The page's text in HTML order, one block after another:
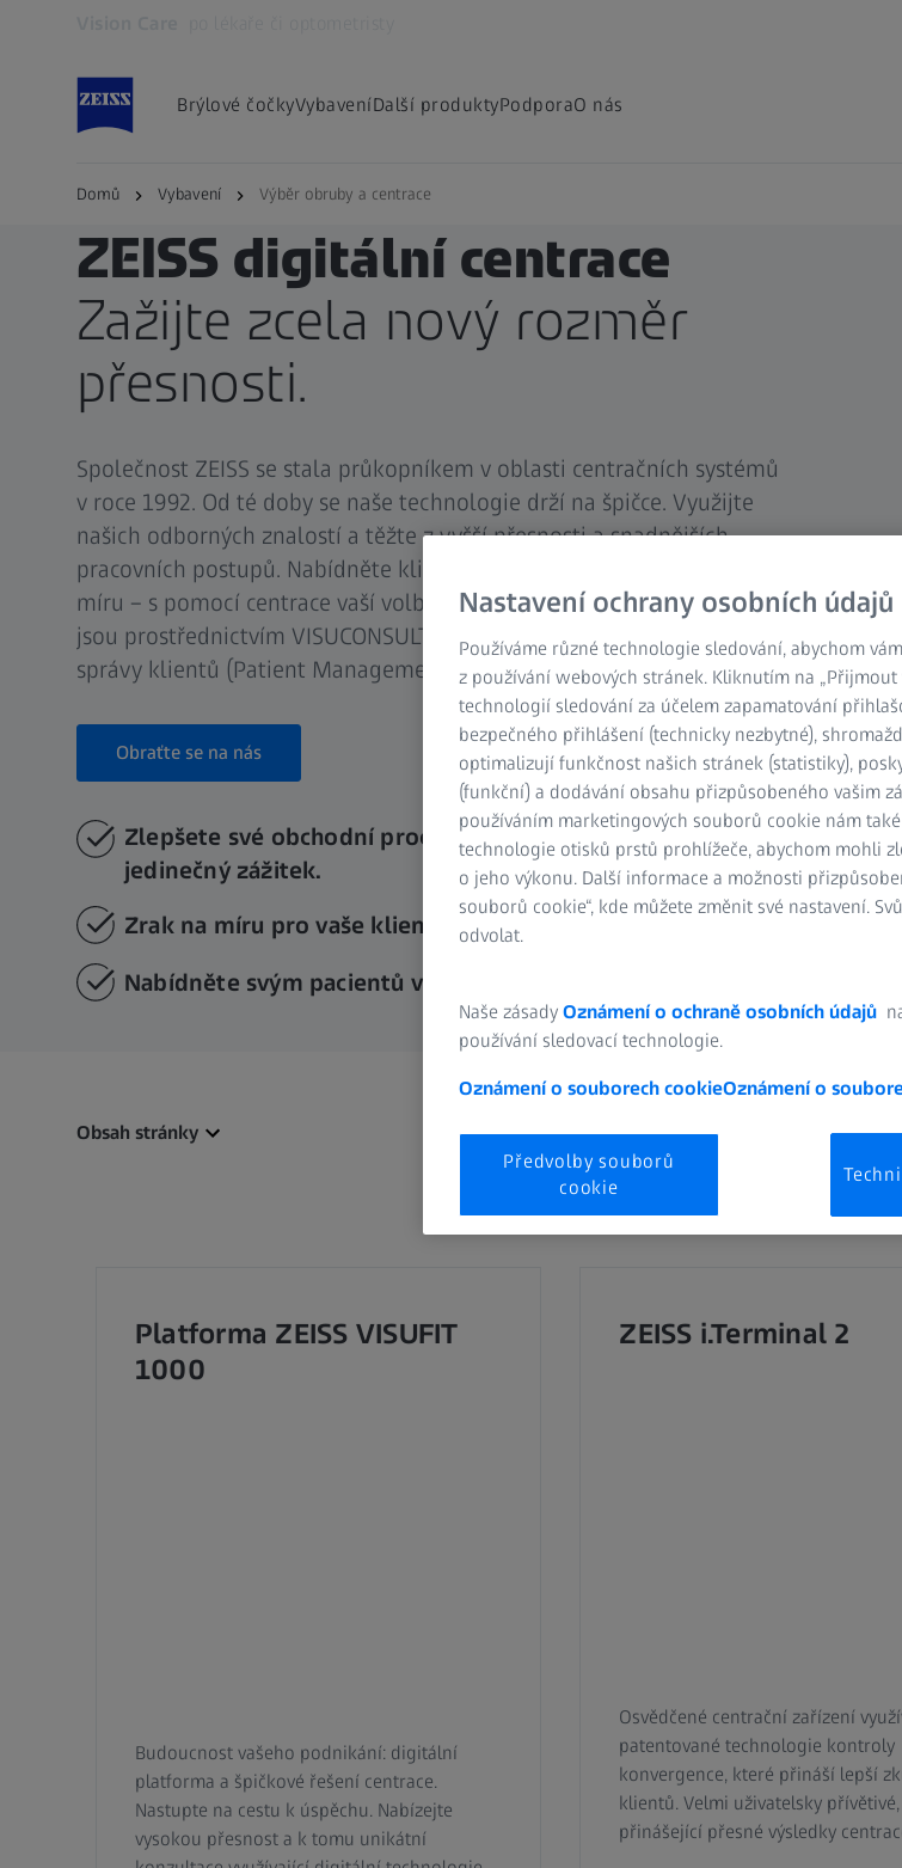
Brýlové čočkyVybaveníDalší produktyPodporaO nás
Domů Vybavení Výběr obruby a centrace
ZEISS digitální centrace
Zažijte zcela nový rozměr
přesnosti.
Společnost ZEISS se stala průkopníkem v oblasti centračních systémů
v roce 1992. Od té doby se naše technologie drží na špičce. Využijte
našich odborných znalostí a těžte z vyšší přesnosti a snadnějších
pracovních postupů. Nabídněte klientům vlastní zrakové řešení šité na
míru – s pomocí centrace vaší volby. ZEISS zařízení digitální centrace
jsou prostřednictvím VISUCONSULT 500 plně integrovaná do Systému
správy klientů (Patient Management System (PMS)) .
Obraťte se na nás
Zlepšete své obchodní procesy a vytvořte pro zákazníky
jedinečný zážitek.
Zrak na míru pro vaše klienty
Nabídněte svým pacientů výjimečný výkon
Obsah stránky
Platforma ZEISS VISUFIT
1000
Budoucnost vašeho podnikání: digitální
platforma a špičkové řešení centrace.
Nastupte na cestu k úspěchu. Nabízejte
vysokou přesnost a k tomu unikátní
ZEISS i.Terminal 2
Osvědčené centrační zařízení
patentované technologie kontroly
konvergence, které přináší lepší
klientů. Velmi uživatelsky
přinášející přesné výsledky
Nastavení ochrany osobních údajů
Používáme různé technologie sledování, abychom
z používání webových stránek. Kliknutím na
technologií sledování za účelem zapamatování
bezpečného přihlášení (technicky nezbytné),
optimalizují funkčnost našich stránek (statistiky),
(funkční) a dodávání obsahu přizpůsobeného vašim
používáním marketingových souborů cookie nám
technologie otisků prstů prohlížeče, abychom mohli
o jeho výkonu. Další informace a možnosti
souborů cookie“, kde můžete změnit své nastavení.
odvolat.
Naše zásady Oznámení o ochraně osobních údajů
používání sledovací technologie.
Oznámení o souborech cookieOznámení o
Předvolby souborů
cookie